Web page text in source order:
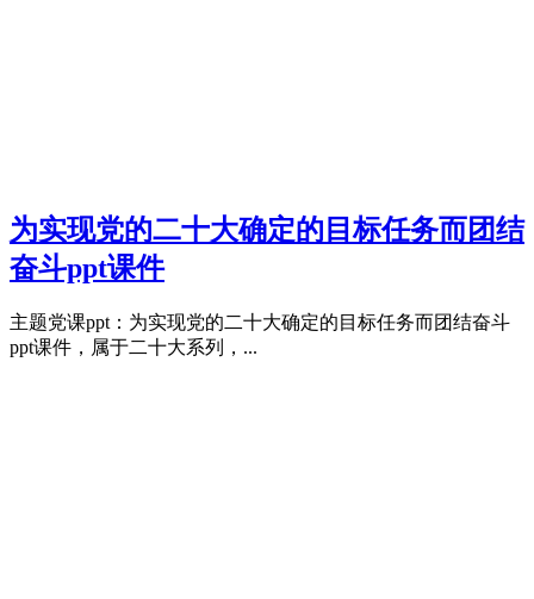
为实现党的二十大确定的目标任务而团结
奋斗ppt课件
主题党课ppt：为实现党的二十大确定的目标任务而团结奋斗
ppt课件，属于二十大系列，...